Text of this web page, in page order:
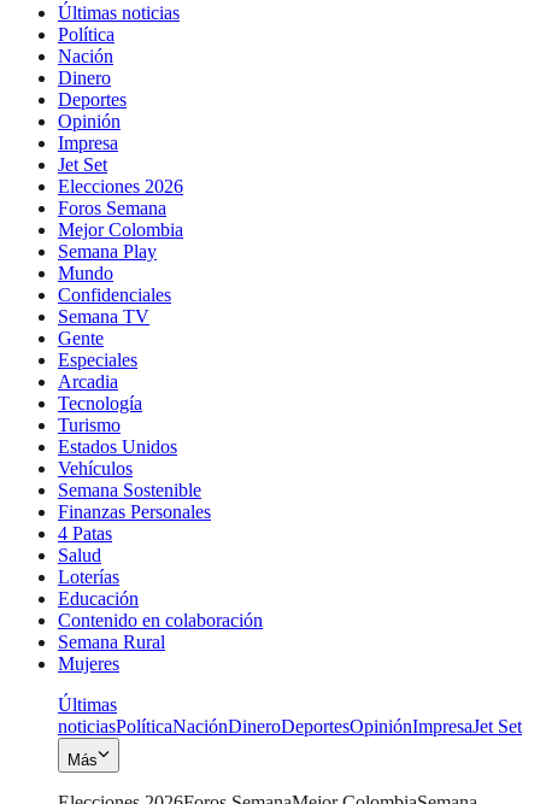
Últimas noticias
Política
Nación
Dinero
Deportes
Opinión
Impresa
Jet Set
Elecciones 2026
Foros Semana
Mejor Colombia
Semana Play
Mundo
Confidenciales
Semana TV
Gente
Especiales
Arcadia
Tecnología
Turismo
Estados Unidos
Vehículos
Semana Sostenible
Finanzas Personales
4 Patas
Salud
Loterías
Educación
Contenido en colaboración
Semana Rural
Mujeres
Últimas
noticiasPolíticaNaciónDineroDeportesOpiniónImpresaJet Set
Más